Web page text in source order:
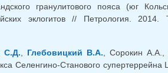
гранулитового пояса (юг
эклогитов // Петрология.
С.Д., Глебовицкий В.А., Сорокин А.А.,
Селенгино-Станового супертеррейна